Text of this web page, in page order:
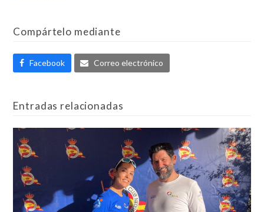
Compártelo mediante
Facebook Correo electrónico
Entradas relacionadas